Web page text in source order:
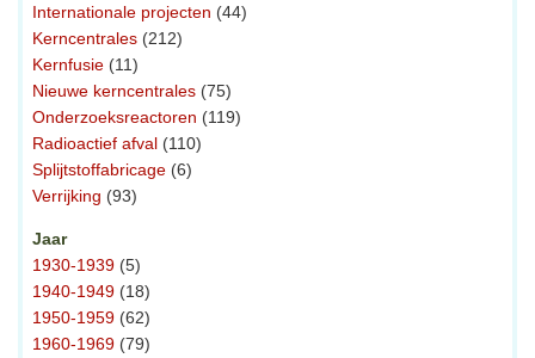
Internationale projecten (44)
Kerncentrales (212)
Kernfusie (11)
Nieuwe kerncentrales (75)
Onderzoeksreactoren (119)
Radioactief afval (110)
Splijtstoffabricage (6)
Verrijking (93)
Jaar
1930-1939 (5)
1940-1949 (18)
1950-1959 (62)
1960-1969 (79)